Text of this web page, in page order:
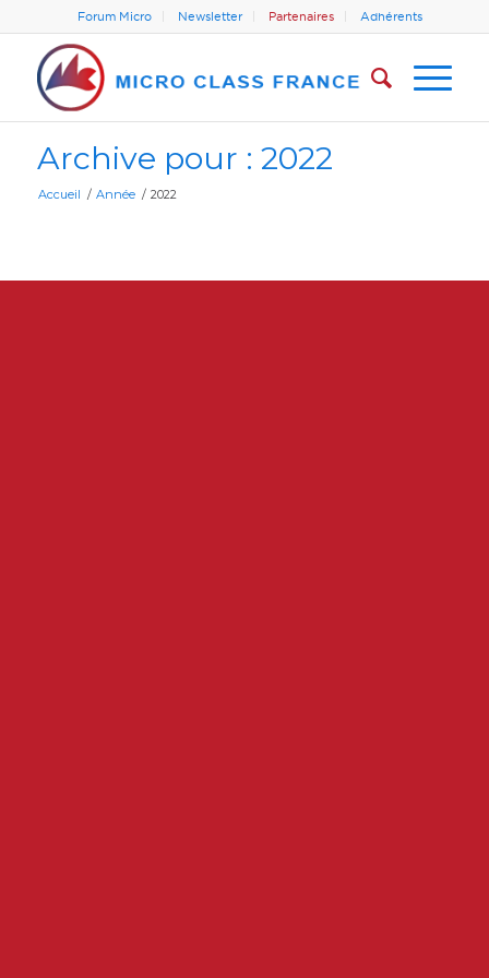
Forum Micro Newsletter Partenaires Adhérents
Archive pour : 2022
Accueil / Année / 2022